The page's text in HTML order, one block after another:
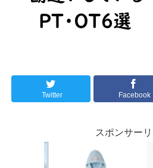
Twitter Facebook
スポンサー